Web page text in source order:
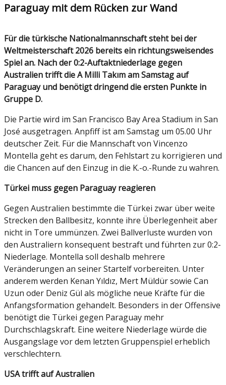
Paraguay mit dem Rücken zur Wand
Für die türkische Nationalmannschaft steht bei der
Weltmeisterschaft 2026 bereits ein richtungsweisendes
Spiel an. Nach der 0:2-Auftaktniederlage gegen
Australien trifft die A Milli Takım am Samstag auf
Paraguay und benötigt dringend die ersten Punkte in
Gruppe D.
Die Partie wird im San Francisco Bay Area Stadium in San
José ausgetragen. Anpfiff ist am Samstag um 05.00 Uhr
deutscher Zeit. Für die Mannschaft von Vincenzo
Montella geht es darum, den Fehlstart zu korrigieren und
die Chancen auf den Einzug in die K.-o.-Runde zu wahren.
Türkei muss gegen Paraguay reagieren
Gegen Australien bestimmte die Türkei zwar über weite
Strecken den Ballbesitz, konnte ihre Überlegenheit aber
nicht in Tore ummünzen. Zwei Ballverluste wurden von
den Australiern konsequent bestraft und führten zur 0:2-
Niederlage. Montella soll deshalb mehrere
Veränderungen an seiner Startelf vorbereiten. Unter
anderem werden Kenan Yıldız, Mert Müldür sowie Can
Uzun oder Deniz Gül als mögliche neue Kräfte für die
Anfangsformation gehandelt. Besonders in der Offensive
benötigt die Türkei gegen Paraguay mehr
Durchschlagskraft. Eine weitere Niederlage würde die
Ausgangslage vor dem letzten Gruppenspiel erheblich
verschlechtern.
USA trifft auf Australien